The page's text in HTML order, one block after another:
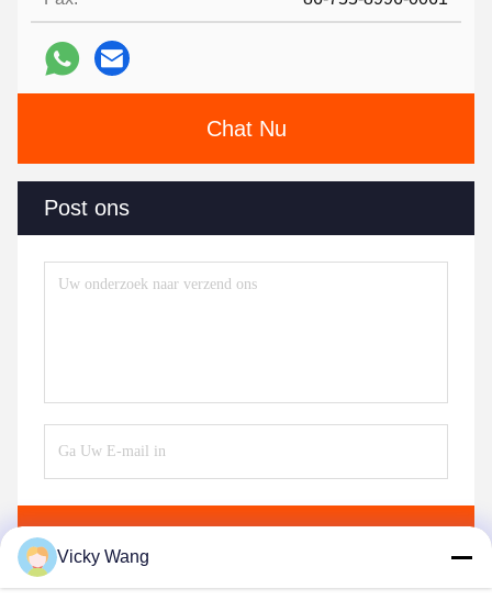
Chat Nu
Post ons
Vicky Wang